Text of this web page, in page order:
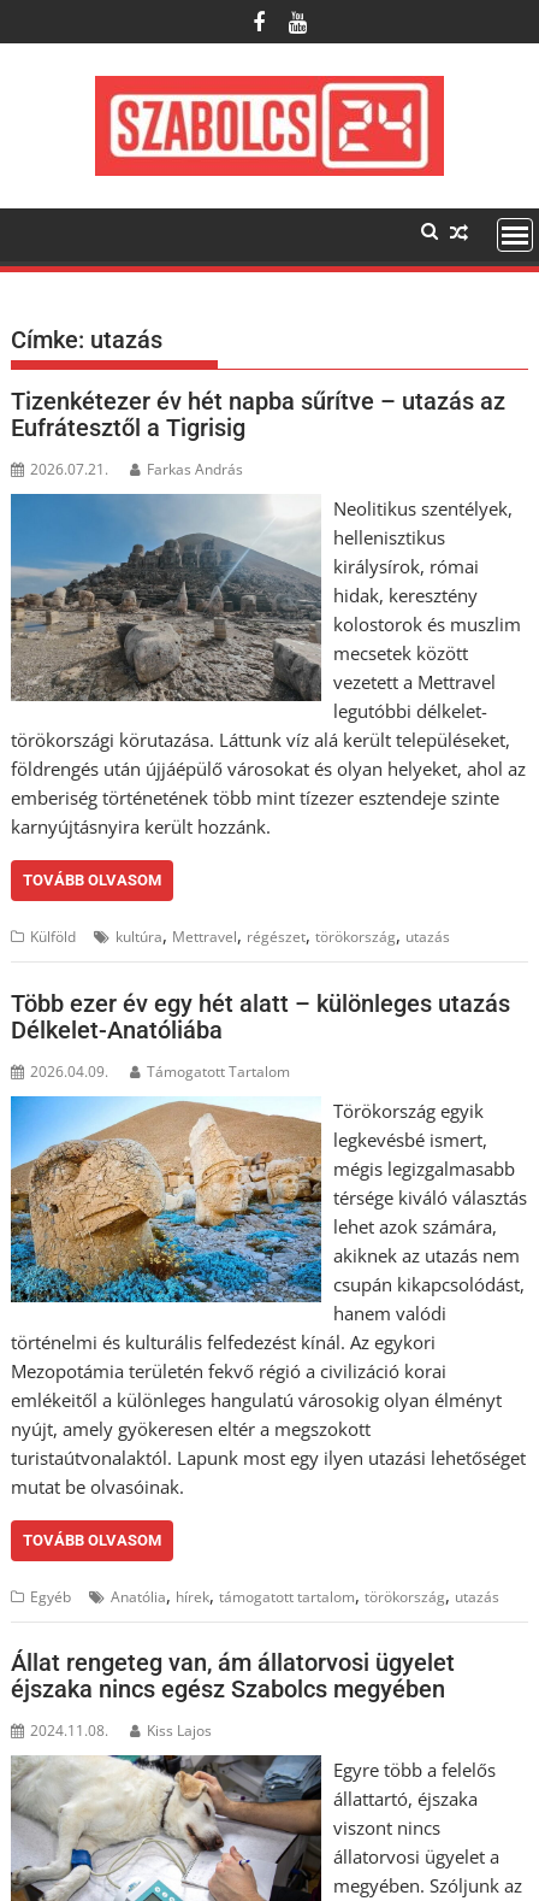
to
Címke: utazás
Tizenkétezer év hét napba sűrítve – utazás az
Eufrátesztől a Tigrisig
2026.07.21. Farkas András
Neolitikus szentélyek,
hellenisztikus
királysírok, római
hidak, keresztény
kolostorok és muszlim
mecsetek között
vezetett a Mettravel
legutóbbi délkelet-
törökországi körutazása. Láttunk víz alá került településeket,
földrengés után újjáépülő városokat és olyan helyeket, ahol az
emberiség történetének több mint tízezer esztendeje szinte
karnyújtásnyira került hozzánk.
TOVÁBB OLVASOM
Külföld kultúra, Mettravel, régészet,törökország, utazás
Több ezer év egy hét alatt – különleges utazás
Délkelet-Anatóliába
2026.04.09. Támogatott Tartalom
Törökország egyik
legkevésbé ismert,
mégis legizgalmasabb
térsége kiváló választás
lehet azok számára,
akiknek az utazás nem
csupán kikapcsolódást,
hanem valódi
történelmi és kulturális felfedezést kínál. Az egykori
Mezopotámia területén fekvő régió a civilizáció korai
emlékeitől a különleges hangulatú városokig olyan élményt
nyújt, amely gyökeresen eltér a megszokott
turistaútvonalaktól. Lapunk most egy ilyen utazási lehetőséget
mutat be olvasóinak.
TOVÁBB OLVASOM
Egyéb Anatólia, hírek,támogatott tartalom,törökország, utazás
Állat rengeteg van, ám állatorvosi ügyelet
éjszaka nincs egész Szabolcs megyében
2024.11.08. Kiss Lajos
Egyre több a felelős
állattartó, éjszaka
viszont nincs
állatorvosi ügyelet a
megyében. Szóljunk az